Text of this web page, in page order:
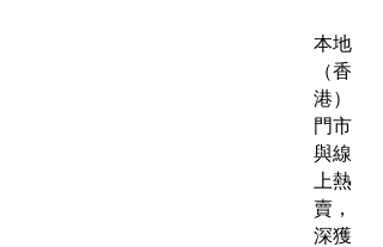
本地
（香
港）
門市
與線
上熱
賣，
深獲